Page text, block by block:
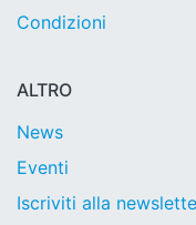
Condizioni
ALTRO
News
Eventi
Iscriviti alla